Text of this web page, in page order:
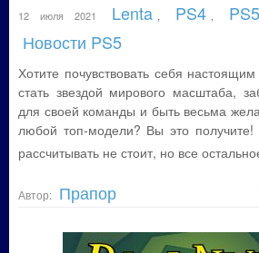
12 июля 2021 Lenta PS4 PS5
Новости PS5
Хотите почувствовать себя
стать звездой мирового масштаба,
для своей команды и быть весьма
любой топ-модели? Вы это
рассчитывать не стоит, но все
Автор: Прапор